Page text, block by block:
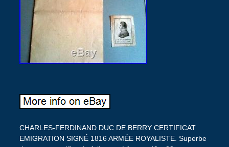
CHARLES-FERDINAND DUC DE BERRY CERTIFICAT
EMIGRATION SIGNÉ 1816 ARMÉE ROYALISTE. Superbe